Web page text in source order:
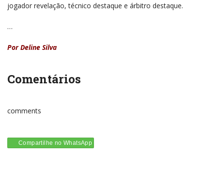
jogador revelação, técnico destaque e árbitro destaque.
…
Por Deline Silva
Comentários
comments
Compartilhe no WhatsApp